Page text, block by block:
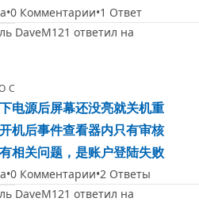
0 Комментарии 1 Ответ
DaveM121 ответил на
电源后屏幕还没亮就关机重
机后事件查看器内只有审核
相关问题，是账户登陆失败
0 Комментарии 2 Ответы
DaveM121 ответил на